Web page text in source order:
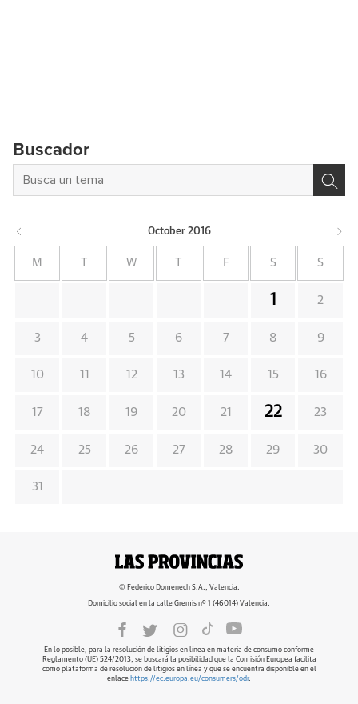
Buscador
October 2016
M W F S S
1 2
3 4 5 6 7 8 9
10 11 12 13 14 15 16
17 18 19 20 21 22 23
24 25 26 27 28 29 30
31
© Federico Domenech S.A., Valencia.
Domicilio social en la calle Gremis nº 1 (46014) Valencia.
En lo posible, para la resolución de litigios en línea en materia de consumo conforme
Reglamento (UE) 524/2013, se buscará la posibilidad que la Comisión Europea facilita
como plataforma de resolución de litigios en línea y que se encuentra disponible en el
enlace https://ec.europa.eu/consumers/odr.